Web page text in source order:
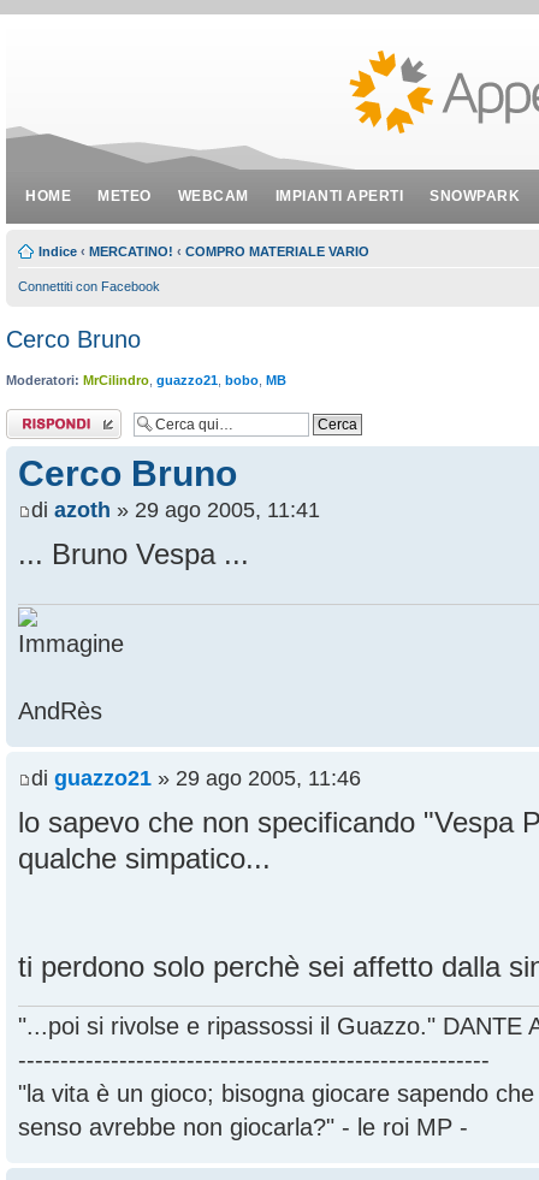
HOME METEO WEBCAM IMPIANTI APERTI SNOWPARK
Indice ‹ MERCATINO! ‹ COMPRO MATERIALE VARIO
Connettiti con Facebook
Cerco Bruno
Moderatori: MrCilindro guazzo21 bobo MB
Rispondi al
messaggio
Cerco Bruno
di azoth » 29 ago 2005, 11:41
... Bruno Vespa ...
AndRès
di guazzo21 » 29 ago 2005, 11:46
lo sapevo che non specificando "Vespa
qualche simpatico...
ti perdono solo perchè sei affetto dalla
"...poi si rivolse e ripassossi il Guazzo." DANTE
--------------------------------------------------------
"la vita è un gioco; bisogna giocare sapendo
senso avrebbe non giocarla?" - le roi MP -